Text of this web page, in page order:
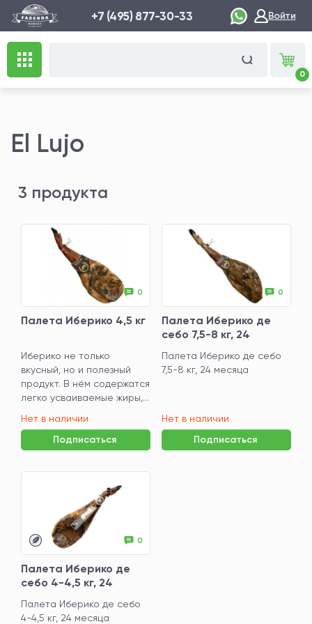
+7 (495) 877-30-33 Войти
0
El Lujo
3 продукта
0
Палета Иберико 4,5 кг
Иберико не только
вкусный, но и полезный
продукт. В нём содержатся
легко усваиваемые жиры,...
Нет в наличии
Подписаться
0
Палета Иберико де
себо 7,5-8 кг, 24
Палета Иберико де себо
7,5-8 кг, 24 месяца
Нет в наличии
Подписаться
0
Палета Иберико де
себо 4-4,5 кг, 24
Палета Иберико де себо
4-4,5 кг, 24 месяца